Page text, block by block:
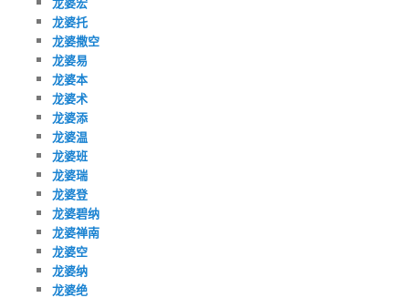
龙婆托
龙婆撒空
龙婆易
龙婆本
龙婆术
龙婆添
龙婆温
龙婆班
龙婆瑞
龙婆登
龙婆碧纳
龙婆禅南
龙婆空
龙婆纳
龙婆绝